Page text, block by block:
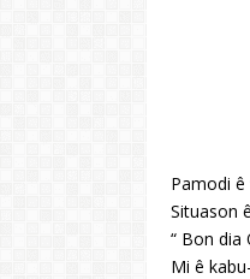
Pamodi
Situason
“ Bon dia
Mi ê